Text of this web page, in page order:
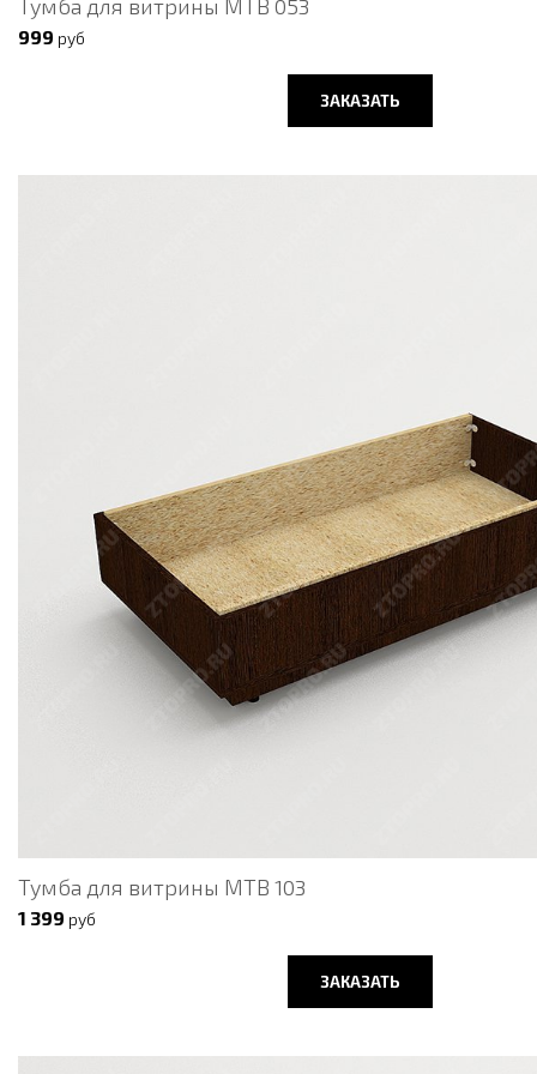
Тумба для витрины МТВ 053
999 руб
ЗАКАЗАТЬ
Тумба для витрины МТВ 103
1 399 руб
ЗАКАЗАТЬ